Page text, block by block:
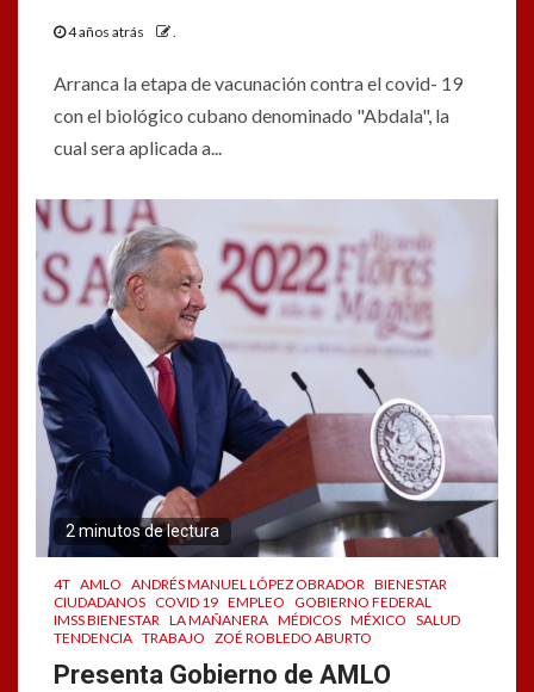
4 años atrás .
Arranca la etapa de vacunación contra el covid- 19
con el biológico cubano denominado "Abdala", la
cual sera aplicada a...
2 minutos de lectura
4T AMLO ANDRÉS MANUEL LÓPEZ OBRADOR BIENESTAR
CIUDADANOS COVID 19 EMPLEO GOBIERNO FEDERAL
IMSS BIENESTAR LA MAÑANERA MÉDICOS MÉXICO SALUD
TENDENCIA TRABAJO ZOÉ ROBLEDO ABURTO
Presenta Gobierno de AMLO